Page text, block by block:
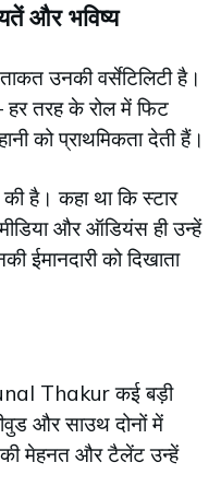
और भविष्य
उनकी वर्सेटिलिटी है।
हर तरह के रोल में फिट
को प्राथमिकता देती हैं।
है। कहा था कि स्टार
और ऑडियंस ही उन्हें
ईमानदारी को दिखाता
Thakur कई बड़ी
और साउथ दोनों में
मेहनत और टैलेंट उन्हें